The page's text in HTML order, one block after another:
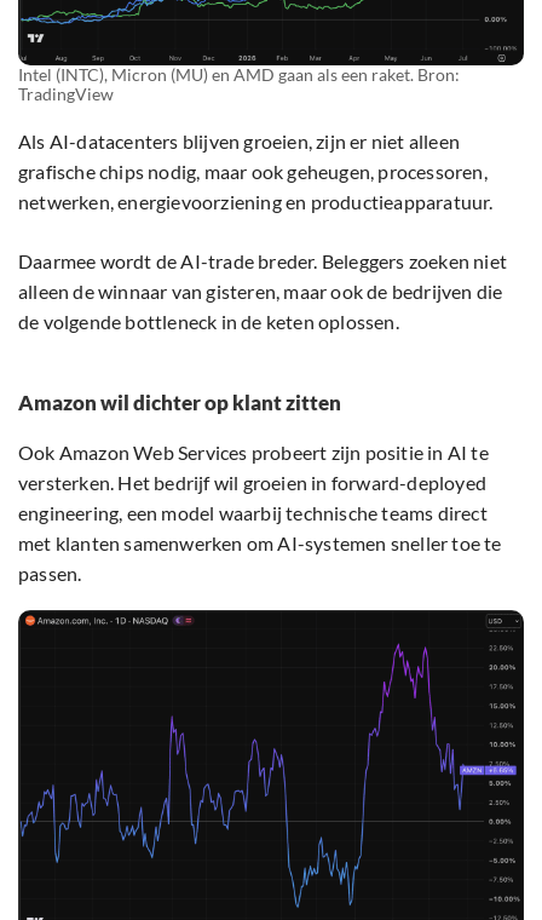
Intel (INTC), Micron (MU) en AMD gaan als een raket. Bron:
TradingView
Als AI-datacenters blijven groeien, zijn er niet alleen
grafische chips nodig, maar ook geheugen, processoren,
netwerken, energievoorziening en productieapparatuur.
Daarmee wordt de AI-trade breder. Beleggers zoeken niet
alleen de winnaar van gisteren, maar ook de bedrijven die
de volgende bottleneck in de keten oplossen.
Amazon wil dichter op klant zitten
Ook Amazon Web Services probeert zijn positie in AI te
versterken. Het bedrijf wil groeien in forward-deployed
engineering, een model waarbij technische teams direct
met klanten samenwerken om AI-systemen sneller toe te
passen.